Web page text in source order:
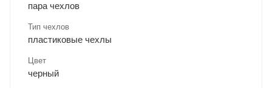
пара чехлов
Тип чехлов
пластиковые чехлы
Цвет
черный